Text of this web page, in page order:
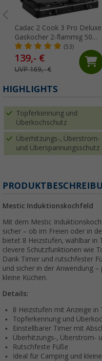
Cadac 2 Cook 3 Pro Deluxe
Gaskocher 2-flammig 50
mbar
(53)
139,- €
UVP 169,- €
HIGHLIGHTS
Topferkennung und
Überkochschutz
Überhitzungs-, Überstrom-
und Überspannungsschutz
Mestic Induktionskochfeld
Mit dem Mestic
sicher – ob im Freien oder in
bietet 8 Heizstufen, wählbar in
clevere Schutzfunktionen wie
Dank Timer und rutschfester
und sicher in der Anwendung
kleine Küchen.
Details:
8 Heizstufen mit Anzeige
Topferkennung und
Einstellbarer Timer mit
Überhitzungs-, Überstrom-
Rutschfeste Füße
Ideal für Camping und